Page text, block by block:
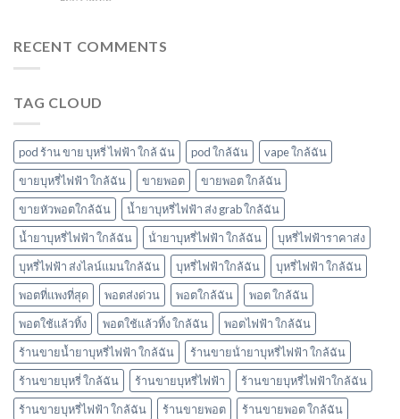
puff
sparkling
พอ
โบ
มี
กลิ่น
อะไร
พอต
ใช้
แล้ว
ทิ้ง
marbo
RECENT COMMENTS
TAG CLOUD
pod ร้าน ขาย บุหรี่ ไฟฟ้า ใกล้ ฉัน pod ใกล้ฉัน
vape ใกล้ฉัน
ขายบุหรี่ไฟฟ้า ใกล้ฉัน
ขายพอต
ขายพอต ใกล้ฉัน
ขายหัวพอตใกล้ฉัน
น้ำยาบุหรี่ไฟฟ้า ส่ง grab ใกล้ฉัน
น้ำยาบุหรี่ไฟฟ้า ใกล้ฉัน
น้ํายาบุหรี่ไฟฟ้า ใกล้ฉัน
บุหรี่ไฟฟ้าราคาส่ง
บุหรี่ไฟฟ้า ส่งไลน์แมนใกล้ฉัน
บุหรี่ไฟฟ้าใกล้ฉัน
บุหรี่ไฟฟ้า ใกล้ฉัน
พอตที่แพงที่สุด
พอตส่งด่วน พอตใกล้ฉัน
พอต ใกล้ฉัน
พอตใช้แล้วทิ้ง
พอตใช้แล้วทิ้ง ใกล้ฉัน
พอตไฟฟ้า ใกล้ฉัน
ร้านขายน้ำยาบุหรี่ไฟฟ้า ใกล้ฉัน
ร้านขายน้ํายาบุหรี่ไฟฟ้า ใกล้ฉัน
ร้านขายบุหรี่ ใกล้ฉัน
ร้านขายบุหรี่ไฟฟ้า
ร้านขายบุหรี่ไฟฟ้าใกล้ฉัน
ร้านขายบุหรี่ไฟฟ้า ใกล้ฉัน
ร้านขายพอต
ร้านขายพอต ใกล้ฉัน